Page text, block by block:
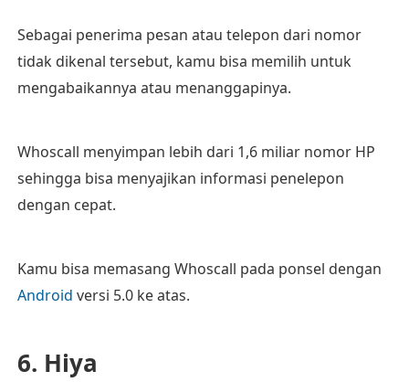
Sebagai penerima pesan atau telepon dari nomor
tidak dikenal tersebut, kamu bisa memilih untuk
mengabaikannya atau menanggapinya.
Whoscall menyimpan lebih dari 1,6 miliar nomor HP
sehingga bisa menyajikan informasi penelepon
dengan cepat.
Kamu bisa memasang Whoscall pada ponsel dengan
Android versi 5.0 ke atas.
6. Hiya